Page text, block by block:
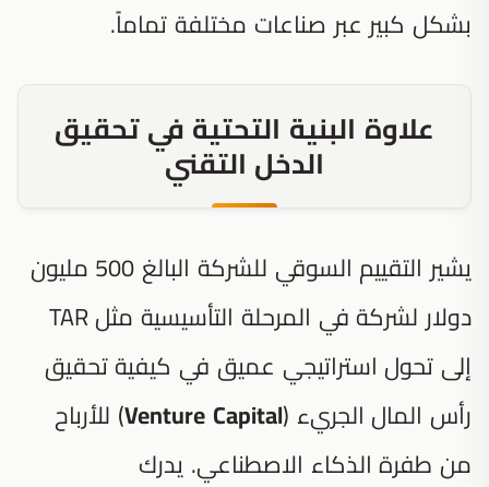
بشكل كبير عبر صناعات مختلفة تماماً.
علاوة البنية التحتية في تحقيق
الدخل التقني
يشير التقييم السوقي للشركة البالغ 500 مليون
دولار لشركة في المرحلة التأسيسية مثل TAR
إلى تحول استراتيجي عميق في كيفية تحقيق
رأس المال الجريء (Venture Capital) للأرباح
من طفرة الذكاء الاصطناعي. يدرك